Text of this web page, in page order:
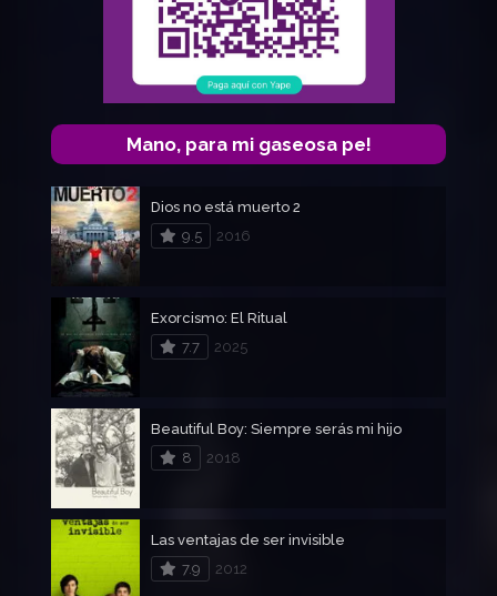
Mano, para mi gaseosa pe!
Dios no está muerto 2
9.5
2016
Exorcismo: El Ritual
7.7
2025
Beautiful Boy: Siempre serás mi hijo
8
2018
Las ventajas de ser invisible
7.9
2012